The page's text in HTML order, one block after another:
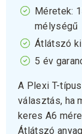
Méretek:
mélységű
Átlátszó
5 év
A Plexi T-
választás, ha
keres A6
Átlátszó